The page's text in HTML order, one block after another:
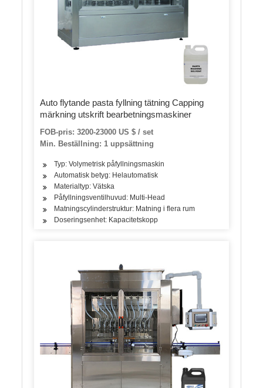
Auto flytande pasta fyllning tätning Capping
märkning utskrift bearbetningsmaskiner
FOB-pris: 3200-23000 US $ / set
Min. Beställning: 1 uppsättning
Typ: Volymetrisk påfyllningsmaskin
Automatisk betyg: Helautomatisk
Materialtyp: Vätska
Påfyllningsventilhuvud: Multi-Head
Matningscylinderstruktur: Matning i flera rum
Doseringsenhet: Kapacitetskopp